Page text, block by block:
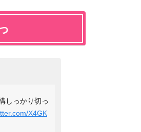
しっかり切っ
X4GK